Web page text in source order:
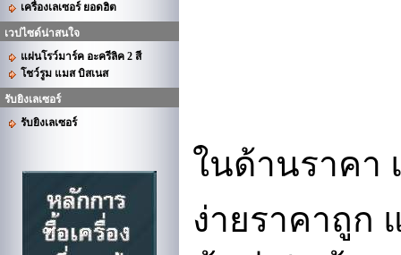
เครื่องเลเซอร์ ยอดฮิต
เวปไซด์น่าสนใจ
แผ่นโรว์มาร์ค อะครีลิค 2 สี
โชว์รูม แมส บิสเนส
รับยิงเลเซอร์
รับยิงเลเซอร์
ในด้านราคา
ง่ายราคาถูก